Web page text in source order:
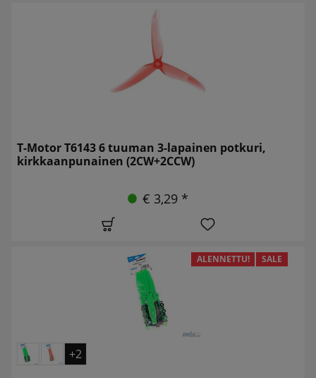
T-Motor T6143 6 tuuman 3-lapainen potkuri,
kirkkaanpunainen (2CW+2CCW)
€ 3,29 *
ALENNETTU! SALE
+2